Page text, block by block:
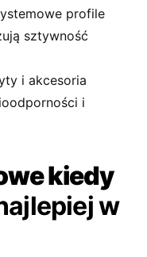
profile
sztywność
i akcesoria
i
kiedy
w